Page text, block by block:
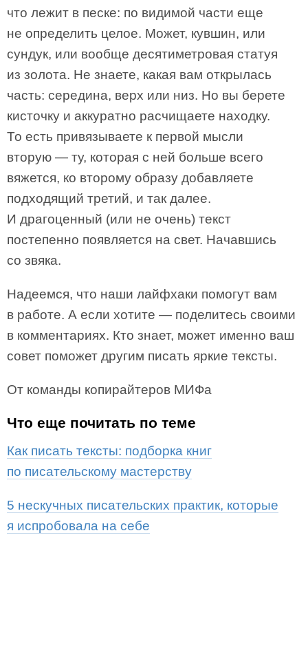
что лежит в песке: по видимой части еще
не определить целое. Может, кувшин, или
сундук, или вообще десятиметровая статуя
из золота. Не знаете, какая вам открылась
часть: середина, верх или низ. Но вы берете
кисточку и аккуратно расчищаете находку.
То есть привязываете к первой мысли
вторую — ту, которая с ней больше всего
вяжется, ко второму образу добавляете
подходящий третий, и так далее.
И драгоценный (или не очень) текст
постепенно появляется на свет. Начавшись
со звяка.
Надеемся, что наши лайфхаки помогут вам
в работе. А если хотите — поделитесь своими
в комментариях. Кто знает, может именно ваш
совет поможет другим писать яркие тексты.
От команды копирайтеров МИФа
Что еще почитать по теме
Как писать тексты: подборка книг
по писательскому мастерству
5 нескучных писательских практик, которые
я испробовала на себе